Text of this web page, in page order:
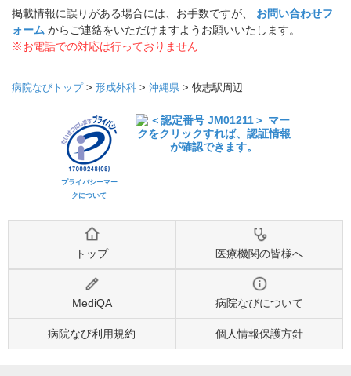
掲載情報に誤りがある場合には、お手数ですが、 お問い合わせフ
ォーム からご連絡をいただけますようお願いいたします。
※お電話での対応は行っておりません
病院なびトップ> 形成外科 > 沖縄県 > 牧志駅周辺
プライバシーマー
クについて
トップ 医療機関の皆様へ
MediQA 病院なびについて
病院なび利用規約 個人情報保護方針